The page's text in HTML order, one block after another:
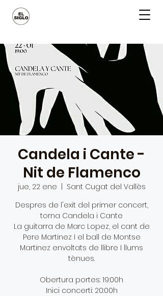
Candela i Cante -
Nit de Flamenco
jue, 22 ene
Sant Cugat del Vallès
Despres de l'exit del primer concert,
torna Candela i Cante
La guitarra de Marc Lopez, el cant de
Pere Martinez I el ball de Montse
Martinez envoltats de llibre I llums
tènues.
Obertura portes: 19:00h
Inici concerti: 20:00h